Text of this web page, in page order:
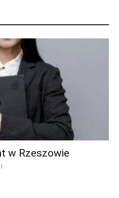
w Rzeszowie